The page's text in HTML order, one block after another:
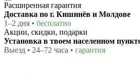
Расширенная гарантия
Доставка по г. Кишинёв и Молдове
1–2 дня • бесплатно
Акции, скидки, подарки
Установка в твоем населенном
Выезд • 24–72 часа • гарантия